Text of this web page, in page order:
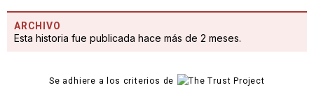
ARCHIVO
Esta historia fue publicada hace más de 2 meses.
Se adhiere a los criterios de